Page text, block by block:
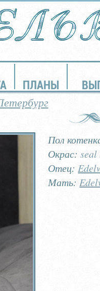
ПЛАНЫ
Пол
Окрас:seal
Отец:
Мать: